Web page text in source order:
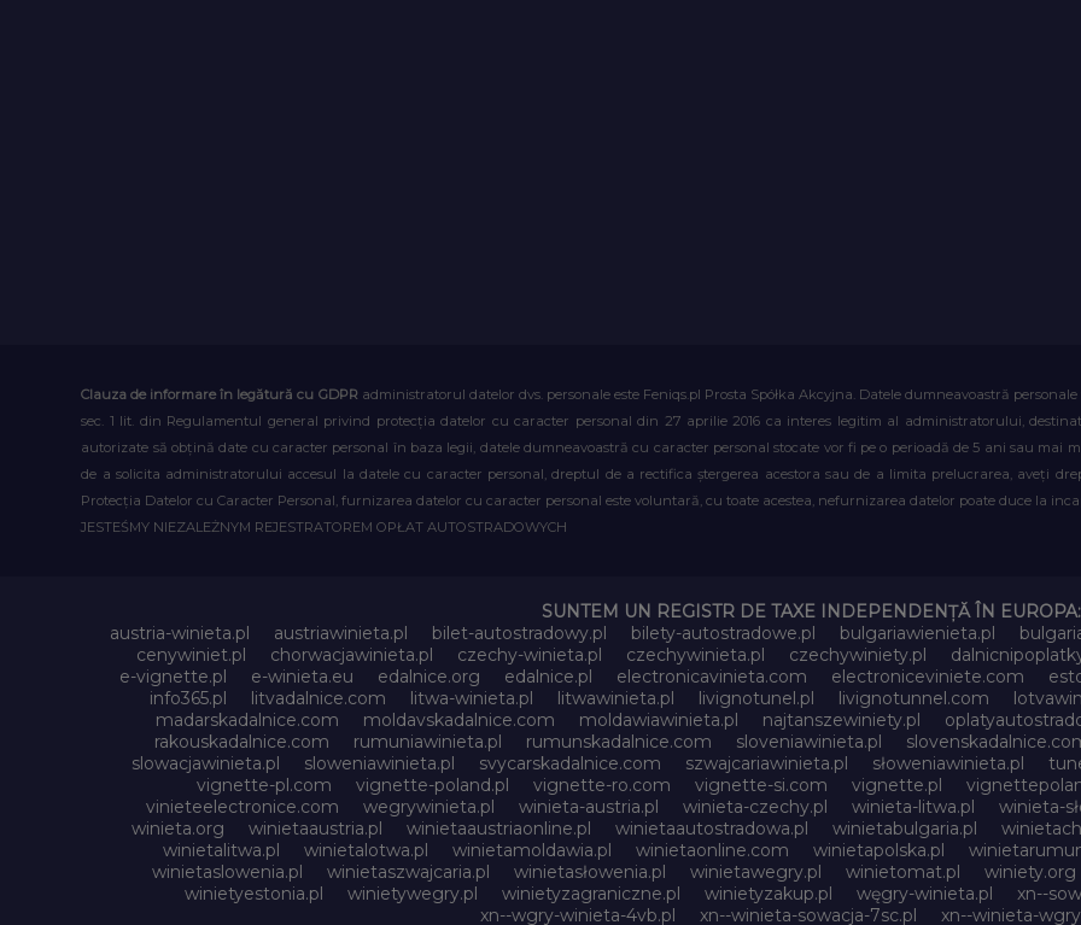
Clauza de informare în legătură cu GDPR administratorul datelor dvs. personale este Feniqs.pl Prosta Spółka Akcyjna. Datele dumneavoastră
sec. 1 lit. din Regulamentul general privind protecția datelor cu caracter personal din 27 aprilie 2016 ca interes legitim al administratorului,
autorizate să obțină date cu caracter personal în baza legii, datele dumneavoastră cu caracter personal stocate vor fi pe o perioadă de 5 ani sau
de a solicita administratorului accesul la datele cu caracter personal, dreptul de a rectifica ștergerea acestora sau de a limita prelucrarea, aveți
Protecția Datelor cu Caracter Personal, furnizarea datelor cu caracter personal este voluntară, cu toate acestea, nefurnizarea datelor poate duce la
JESTEŚMY NIEZALEŻNYM REJESTRATOREM OPŁAT AUTOSTRADOWYCH
SUNTEM UN REGISTR DE TAXE INDEPENDENȚĂ ÎN EUROPA:
austria-winieta.pl
austriawinieta.pl bilet-autostradowy.pl bilety-autostradowe.pl bulgariawienieta.pl
cenywiniet.pl
chorwacjawinieta.pl czechy-winieta.pl czechywinieta.pl czechywiniety.pl
e-vignette.pl
e-winieta.eu edalnice.org edalnice.pl electronicavinieta.com electroniceviniete.com
info365.pl
litvadalnice.com litwa-winieta.pl litwawinieta.pl livignotunel.pl livignotunnel.com
madarskadalnice.com
moldavskadalnice.com moldawiawinieta.pl najtanszewiniety.pl
rakouskadalnice.com
rumuniawinieta.pl rumunskadalnice.com sloveniawinieta.pl
slowacjawinieta.pl
sloweniawinieta.pl svycarskadalnice.com szwajcariawinieta.pl słoweniawinieta.pl
vignette-pl.com
vignette-poland.pl vignette-ro.com vignette-si.com vignette.pl
vinieteelectronice.com
wegrywinieta.pl winieta-austria.pl winieta-czechy.pl winieta-litwa.pl winieta-
winieta.org
winietaaustria.pl winietaaustriaonline.pl winietaautostradowa.pl winietabulgaria.pl
winietalitwa.pl
winietalotwa.pl winietamoldawia.pl winietaonline.com winietapolska.pl
winietaslowenia.pl
winietaszwajcaria.pl winietasłowenia.pl winietawegry.pl winietomat.pl winiety.org
winietyestonia.pl
winietywegry.pl winietyzagraniczne.pl winietyzakup.pl węgry-winieta.pl xn--
xn--wgry-winieta-4vb.pl
xn--winieta-sowacja-7sc.pl xn--winieta-